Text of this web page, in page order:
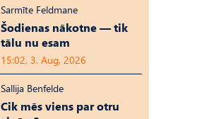
Sarmīte Feldmane
Šodienas nākotne — tik
tālu nu esam
15:02, 3. Aug, 2026
Sallija Benfelde
Cik mēs viens par otru